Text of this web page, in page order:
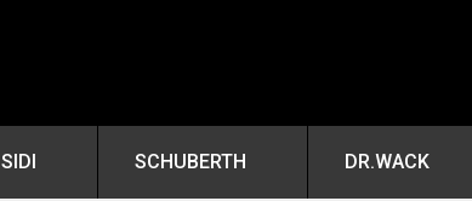
SIDI SCHUBERTH DR.WACK